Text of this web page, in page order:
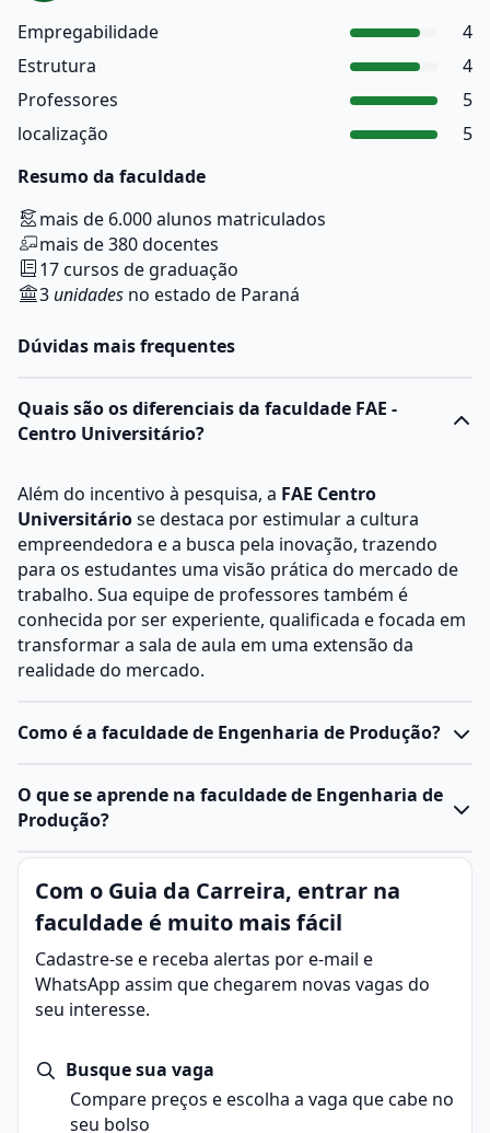
Empregabilidade
4
Estrutura
4
Professores
5
localização
5
Resumo da faculdade
mais de 6.000 alunos matriculados
mais de 380 docentes
17 cursos de graduação
3unidades no estado de Paraná
Dúvidas mais frequentes
Quais são os diferenciais da faculdade FAE -
Centro Universitário?
Além do incentivo à pesquisa, a FAE Centro
Universitáriose destaca por estimular a cultura
empreendedora e a busca pela inovação, trazendo
para os estudantes uma visão prática do mercado de
trabalho. Sua equipe de professores também é
conhecida por ser experiente, qualificada e focada em
transformar a sala de aula em uma extensão da
realidade do mercado.
Como é a faculdade de Engenharia de Produção?
O curso de Engenharia de Produçãoforma
profissionais capazes de gerir processos, pessoas e
organizações.
Ele combina conceitos deengenharia,administração
tecnologia, preparando o estudante para analisar,
operacionais.
A faculdade:
forma profissionais capazes de gerir processos,
combina conceitos de engenharia, administração e
tecnologia para otimizar sistemas produtivos e
operacionais.
O que se aprende na faculdade de Engenharia de
Produção?
Engenharia de Produção é uma área da engenharia
voltada para planejar, projetar, otimizar e gerenciar
processos produtivos e sistemas organizacionais. O
foco está em integrar pessoas, materiais, máquinas,
energia e informação para aumentar a eficiência,
reduzir custos e garantir qualidade nos produtos e
Em outras palavras, o engenheiro de produção atua
para que as empresas produzam mais e melhor,
equilibrando produtividade, qualidade e
Com o Guia da Carreira, entrar na
faculdade é muito mais fácil
Cadastre-se e receba alertas por e-mail e
WhatsApp assim que chegarem novas vagas do
seu interesse.
Busque sua vaga
Compare preços e escolha a vaga que cabe no
seu bolso